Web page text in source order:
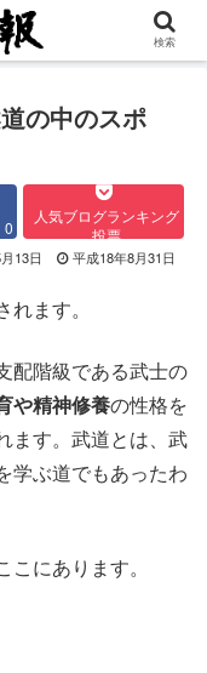
の中のスポ
0
人気ブログランキング
投票
13日 平成18年8月31日
ます。
配階級である武士の
や精神修養の性格を
ます。武道とは、武
学ぶ道でもあったわ
にあります。
検索